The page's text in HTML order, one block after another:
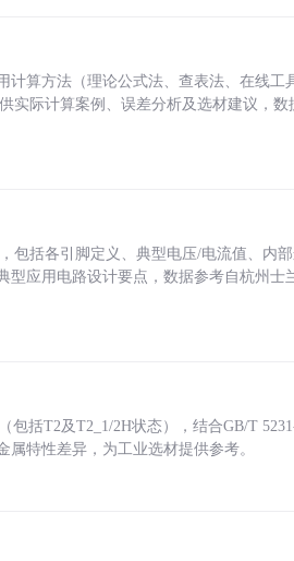
计算方法（理论公式法、查表法、在线工
实际计算案例、误差分析及选材建议，数
包括各引脚定义、典型电压/电流值、内
型应用电路设计要点，数据参考自杭州士
括T2及T2_1/2H状态），结合GB/T
特性差异，为工业选材提供参考。